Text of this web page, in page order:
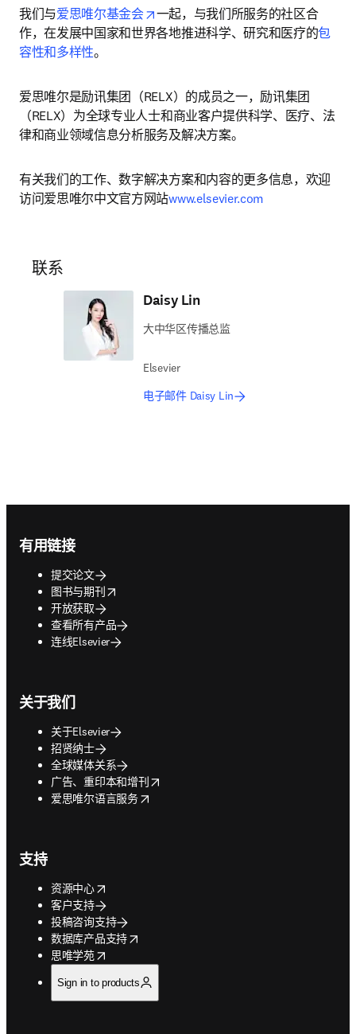
我们与爱思唯尔基金会 opens in new tab/window
一起，与我们所服务的社区合
作，在发展中国家和世界各地推进科学、研究和医疗的包
容性和多样性。
爱思唯尔是励讯集团（RELX）的成员之一，励讯集团
（RELX）为全球专业人士和商业客户提供科学、医疗、法
律和商业领域信息分析服务及解决方案。
有关我们的工作、数字解决方案和内容的更多信息，欢迎
访问爱思唯尔中文官方网站www.elsevier.com
联系
Daisy Lin
大中华区传播总监
Elsevier
电子邮件 Daisy Lin
有用链接
提交论文
图书与期刊
opens in new tab/window
开放获取
查看所有产品
连线Elsevier
关于我们
关于Elsevier
招贤纳士
全球媒体关系
广告、重印本和增刊
opens in new tab/window
爱思唯尔语言服务
opens in new tab/window
支持
资源中心
opens in new tab/window
客户支持
投稿咨询支持
数据库产品支持
opens in new tab/window
思唯学苑
opens in new tab/window
Sign in to products